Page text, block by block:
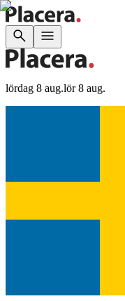
lördag 8 aug.lör 8 aug.